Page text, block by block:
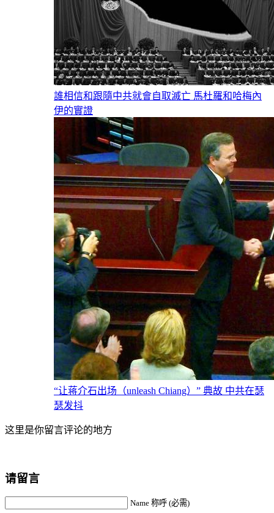
誰相信和跟隨中共就會自取滅亡 馬杜羅和哈梅內
伊的實證
“让蒋介石出场（unleash Chiang）” 典故 中共在瑟
瑟发抖
这里是你留言评论的地方
请留言
Name 称呼 (必需)